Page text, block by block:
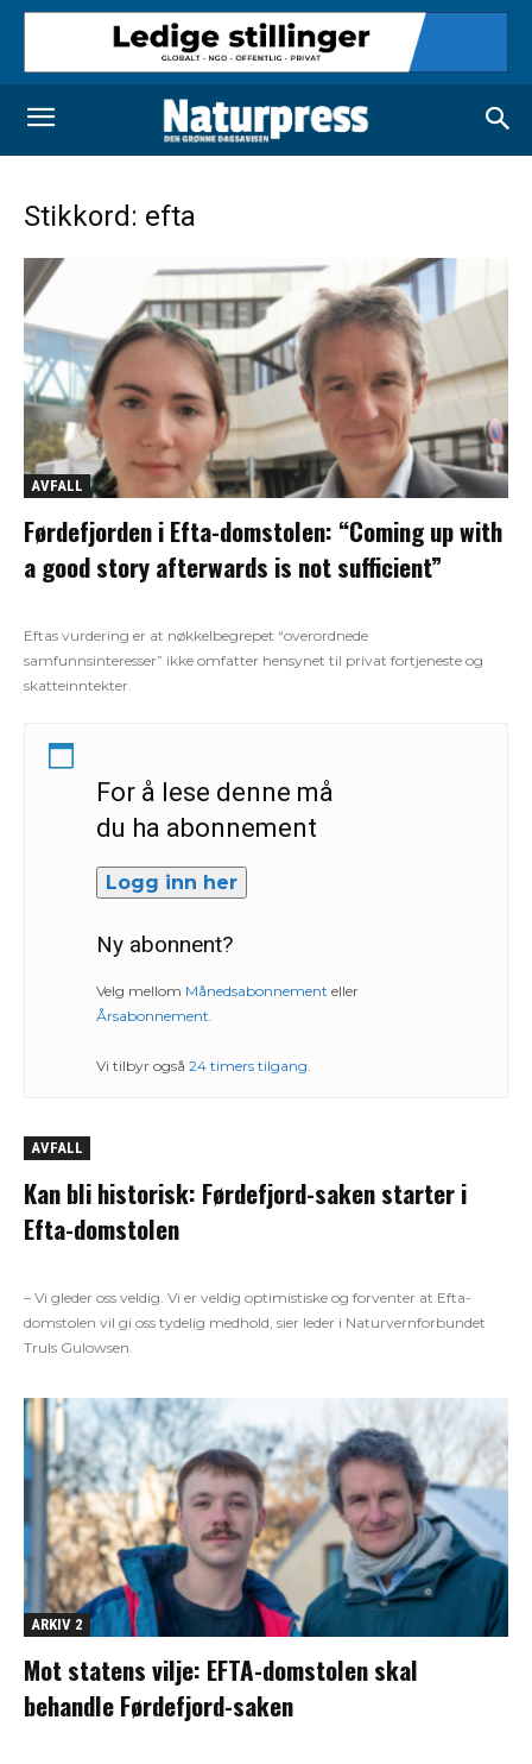
Stikkord: efta
AVFALL
Førdefjorden i Efta-domstolen: “Coming up with
a good story afterwards is not sufficient”
Eftas vurdering er at nøkkelbegrepet “overordnede
samfunnsinteresser” ikke omfatter hensynet til privat fortjeneste og
skatteinntekter.
For å lese denne må
du ha abonnement
Logg inn her
Ny abonnent?
Velg mellom Månedsabonnement eller
Årsabonnement
Vi tilbyr også 24 timers tilgang
AVFALL
Kan bli historisk: Førdefjord-saken starter i
Efta-domstolen
– Vi gleder oss veldig. Vi er veldig optimistiske og forventer at Efta-
domstolen vil gi oss tydelig medhold, sier leder i Naturvernforbundet
Truls Gulowsen.
ARKIV 2
Mot statens vilje: EFTA-domstolen skal
behandle Førdefjord-saken